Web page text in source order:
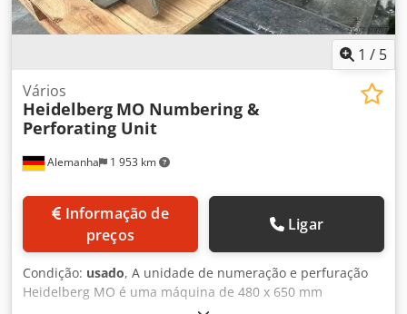
1 / 5
Alemanha 1 953 km
Vários
Heidelberg MO Numbering &
Perforating Unit
preços
Ligar
Condição: usado, A unidade de numeração e perfuração
Heidelberg MO é uma máquina de 480 x 650 mm